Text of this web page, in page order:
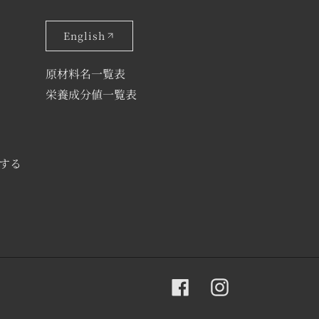
る
English
原材料名一覧表
栄養成分値一覧表
FacebookInstagram